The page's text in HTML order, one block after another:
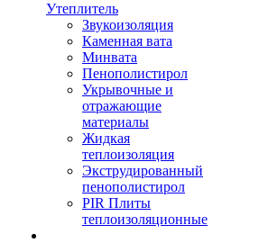
Утеплитель
Звукоизоляция
Каменная вата
Минвата
Пенополистирол
Укрывочные и
отражающие
материалы
Жидкая
теплоизоляция
Экструдированный
пенополистирол
PIR Плиты
теплоизоляционные